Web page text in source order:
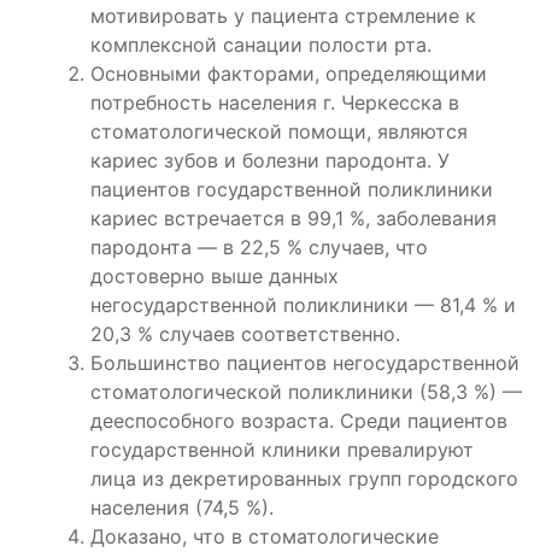
мотивировать у пациента стремление к
комплексной санации полости рта.
Основными факторами, определяющими
потребность населения г. Черкесска в
стоматологической помощи, являются
кариес зубов и болезни пародонта. У
пациентов государственной поликлиники
кариес встречается в 99,1 %, заболевания
пародонта — в 22,5 % случаев, что
достоверно выше данных
негосударственной поликлиники — 81,4 % и
20,3 % случаев соответственно.
Большинство пациентов негосударственной
стоматологической поликлиники (58,3 %) —
дееспособного возраста. Среди пациентов
государственной клиники превалируют
лица из декретированных групп городского
населения (74,5 %).
Доказано, что в стоматологические